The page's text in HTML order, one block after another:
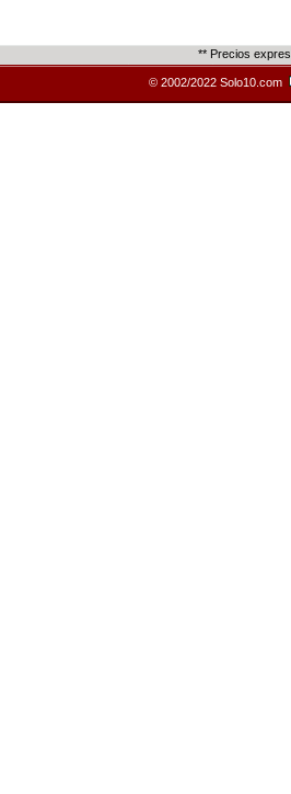
** Precios
© 2002/2022 Solo10.com